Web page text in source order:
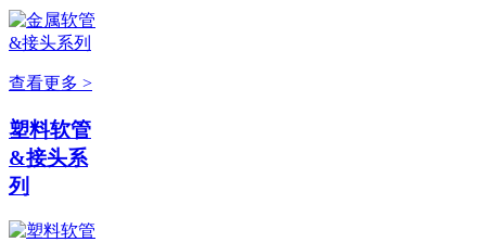
查看更多 >
塑料软管
&接头系
列